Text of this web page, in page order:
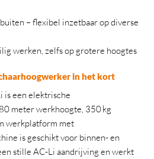
– flexibel inzetbaar op diverse
werken, zelfs op grotere hoogtes
in het kort
is een elektrische
meter werkhoogte, 350 kg
werkplatform met
is geschikt voor binnen- en
stille AC-Li aandrijving en werkt